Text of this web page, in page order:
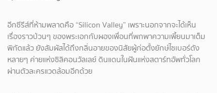
อีกซีรีส์ที่ห้ามพลาดคือ “Silicon Valley” เพราะนอกจากจะได้เห็น
เรื่องราวป่วนๆ ของพระเอกกับผองเพื่อนที่พกพาความเพี้ยนมาเต็ม
พิกัดแล้ว ยังสัมผัสได้ถึงกลิ่นอายของนิสัยผู้ก่อตั้งยักษ์ไซเบอร์ดัง
หลายๆ ค่ายแห่งซิลิคอนวัลเลย์ ดินแดนในฝันแห่งสตาร์ทอัพทั่วโลก
ผ่านตัวละครแวดล้อมอีกด้วย